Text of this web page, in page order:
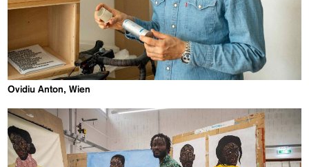
Ovidiu Anton, Wien